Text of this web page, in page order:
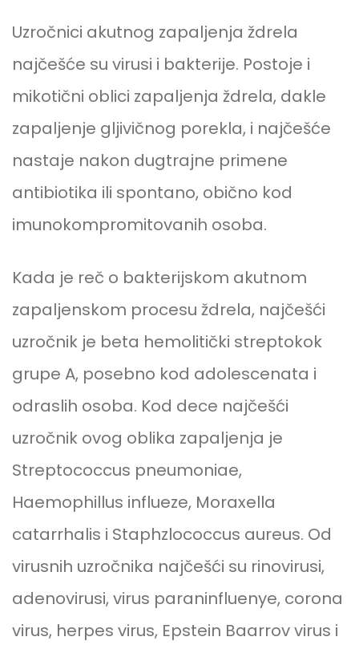
Uzročnici akutnog zapaljenja ždrela
najčešće su virusi i bakterije. Postoje i
mikotični oblici zapaljenja ždrela, dakle
zapaljenje gljivičnog porekla, i najčešće
nastaje nakon dugtrajne primene
antibiotika ili spontano, obično kod
imunokompromitovanih osoba.
Kada je reč o bakterijskom akutnom
zapaljenskom procesu ždrela, najčešći
uzročnik je beta hemolitički streptokok
grupe A, posebno kod adolescenata i
odraslih osoba. Kod dece najčešći
uzročnik ovog oblika zapaljenja je
Streptococcus pneumoniae,
Haemophillus influeze, Moraxella
catarrhalis i Staphzlococcus aureus. Od
virusnih uzročnika najčešći su rinovirusi,
adenovirusi, virus paraninfluenye, corona
virus, herpes virus, Epstein Baarrov virus i